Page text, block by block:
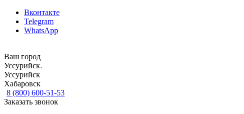
Вконтакте
Telegram
WhatsApp
Ваш город
Уссурийск
Уссурийск
Хабаровск
8 (800) 600-51-53
Заказать звонок